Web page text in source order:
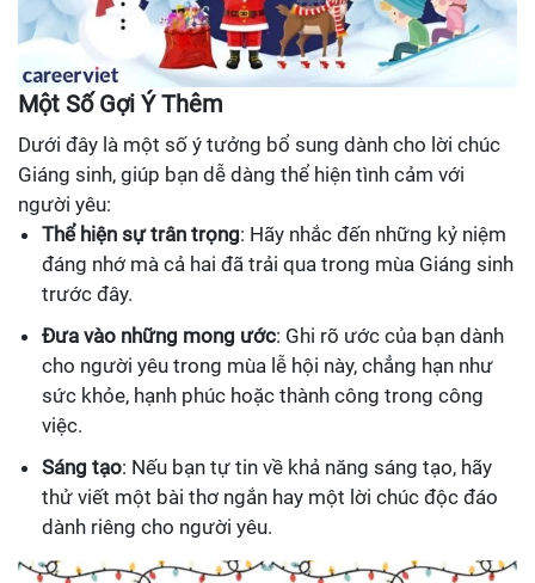
Một Số Gợi Ý Thêm
Dưới đây là một số ý tưởng bổ sung dành cho lời chúc
Giáng sinh, giúp bạn dễ dàng thể hiện tình cảm với
người yêu:
Thể hiện sự trân trọng: Hãy nhắc đến những kỷ niệm
đáng nhớ mà cả hai đã trải qua trong mùa Giáng sinh
trước đây.
Đưa vào những mong ước: Ghi rõ ước của bạn dành
cho người yêu trong mùa lễ hội này, chẳng hạn như
sức khỏe, hạnh phúc hoặc thành công trong công
việc.
Sáng tạo: Nếu bạn tự tin về khả năng sáng tạo, hãy
thử viết một bài thơ ngắn hay một lời chúc độc đáo
dành riêng cho người yêu.